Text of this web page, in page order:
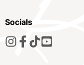
Socials